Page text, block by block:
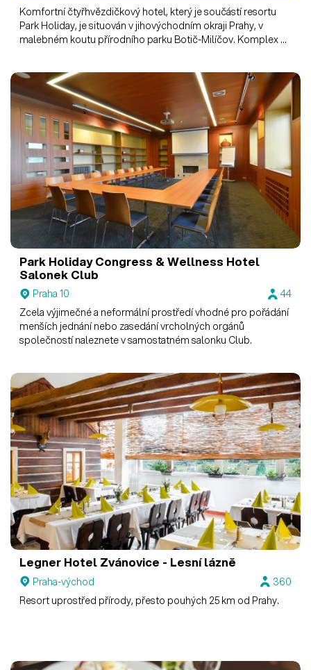
Komfortní čtyřhvězdičkový hotel, který je součástí resortu
Park Holiday, je situován v jihovýchodním okraji Prahy, v
malebném koutu přírodního parku Botič-Milíčov. Komplex s
Park Holiday Congress & Wellness Hotel
Salonek Club
Praha 10
44
Zcela výjimečné a neformální prostředí vhodné pro pořádání
menších jednání nebo zasedání vrcholných orgánů
společností naleznete v samostatném salonku Club.
Legner Hotel Zvánovice - Lesní lázně
Praha-východ
360
Resort uprostřed přírody, přesto pouhých 25 km od Prahy.